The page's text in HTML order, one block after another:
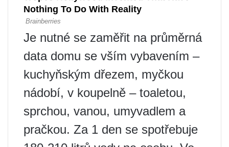
Je nutné se zaměřit na průměrná
data domu se vším vybavením –
kuchyňským dřezem, myčkou
nádobí, v koupelně – toaletou,
sprchou, vanou, umyvadlem a
pračkou. Za 1 den se spotřebuje